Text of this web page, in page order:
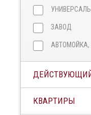
ЗАВОД
КВАРТИРЫ